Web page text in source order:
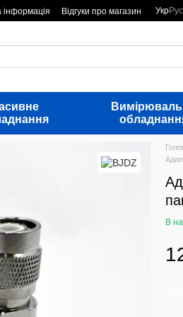
інформація Відгуки про магазин УкрРус
В